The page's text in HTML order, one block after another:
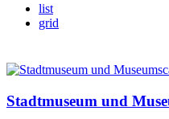
list
grid
Stadtmuseum und